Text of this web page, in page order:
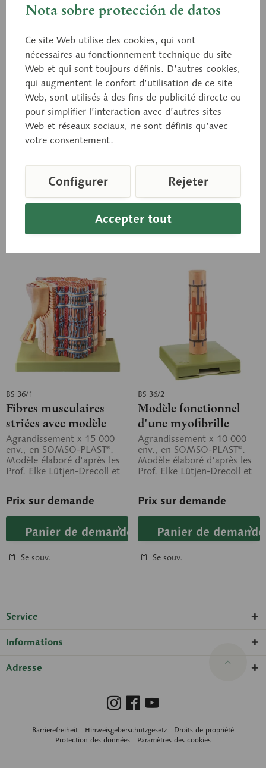
BS 35/3
Modèle d'une synapse
agrandie n fois, en SOMSO-
Plast®. D'après M. Christian
neurofilaments, des...
Prix sur demande
Panier de demande
BS 36
Fibres musculaires
striées avec plaque
motrice
Agrandissement x 4 000
Prix sur demande
Panier de demande
BS 36/1
Fibres musculaires
striées avec modèle
fonctionnel
Agrandissement x 15 000
env., en SOMSO-PLAST®.
Modèle élaboré d'après les
Prof. Elke Lütjen-Drecoll et
Prix sur demande
Panier de demande
Se souv.
BS 36/2
Modèle fonctionnel
d'une myofibrille
Agrandissement x 10 000
env., en SOMSO-PLAST®.
Modèle élaboré d'après les
Prof. Elke Lütjen-Drecoll et
Prix sur demande
Panier de demande
Se souv.
Service
Informations
Adresse
Barrierefreiheit Hinweisgeberschutzgesetz
Droits de propriété
Protection des données
Paramètres des cookies
Nota sobre protección de datos
Ce site Web utilise des cookies, qui sont
nécessaires au fonctionnement technique du site
Web et qui sont toujours définis. D’autres cookies,
qui augmentent le confort d’utilisation de ce site
Web, sont utilisés à des fins de publicité directe ou
pour simplifier l’interaction avec d’autres sites
Web et réseaux sociaux, ne sont définis qu’avec
votre consentement.
Accepter tout
Configurer Rejeter